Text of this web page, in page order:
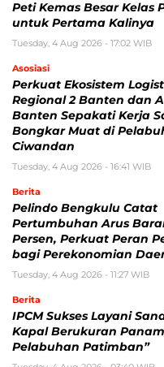
Peti Kemas Besar Kelas
untuk Pertama Kalinya
Tuesday, 4 Aug 2026 - 17:02 WIB
Asosiasi
Perkuat Ekosistem
Regional 2 Banten dan
Banten Sepakati Kerja
Bongkar Muat di
Ciwandan
Tuesday, 4 Aug 2026 - 16:41 WIB
Berita
Pelindo Bengkulu Catat
Pertumbuhan Arus
Persen, Perkuat Peran
bagi Perekonomian
Tuesday, 4 Aug 2026 - 11:27 WIB
Berita
IPCM Sukses Layani
Kapal Berukuran
Pelabuhan Patimban”